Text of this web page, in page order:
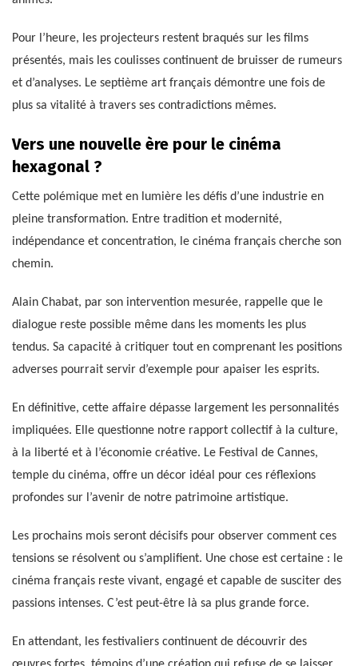
Pour l’heure, les projecteurs restent braqués sur les films
présentés, mais les coulisses continuent de bruisser de rumeurs
et d’analyses. Le septième art français démontre une fois de
plus sa vitalité à travers ses contradictions mêmes.
Vers une nouvelle ère pour le cinéma
hexagonal ?
Cette polémique met en lumière les défis d’une industrie en
pleine transformation. Entre tradition et modernité,
indépendance et concentration, le cinéma français cherche son
chemin.
Alain Chabat, par son intervention mesurée, rappelle que le
dialogue reste possible même dans les moments les plus
tendus. Sa capacité à critiquer tout en comprenant les positions
adverses pourrait servir d’exemple pour apaiser les esprits.
En définitive, cette affaire dépasse largement les personnalités
impliquées. Elle questionne notre rapport collectif à la culture,
à la liberté et à l’économie créative. Le Festival de Cannes,
temple du cinéma, offre un décor idéal pour ces réflexions
profondes sur l’avenir de notre patrimoine artistique.
Les prochains mois seront décisifs pour observer comment ces
tensions se résolvent ou s’amplifient. Une chose est certaine : le
cinéma français reste vivant, engagé et capable de susciter des
passions intenses. C’est peut-être là sa plus grande force.
En attendant, les festivaliers continuent de découvrir des